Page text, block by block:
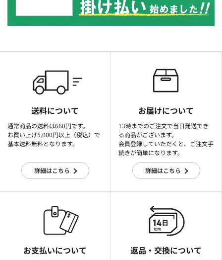
送料について
通常商品の送料は660円です。
お買い上げ5,000円以上（税込）で
基本送料無料となります。
詳細はこちら
お届けについて
13時までのご注文で当日発送でき
る商品がございます。
会員登録していただくと、ご注文手
続きが簡単になります。
詳細はこちら
お支払いについて 返品・交換について